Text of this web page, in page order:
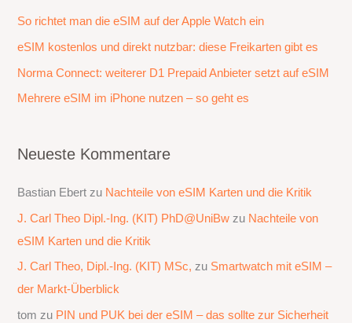
a
c
So richtet man die eSIM auf der Apple Watch ein
eSIM kostenlos und direkt nutzbar: diese Freikarten gibt es
Norma Connect: weiterer D1 Prepaid Anbieter setzt auf eSIM
Mehrere eSIM im iPhone nutzen – so geht es
Neueste Kommentare
Bastian Ebert zu Nachteile von eSIM Karten und die Kritik
J. Carl Theo Dipl.-Ing. (KIT) PhD@UniBw zu Nachteile von
eSIM Karten und die Kritik
J. Carl Theo, Dipl.-Ing. (KIT) MSc, zu Smartwatch mit eSIM –
der Markt-Überblick
tom zu PIN und PUK bei der eSIM – das sollte zur Sicherheit